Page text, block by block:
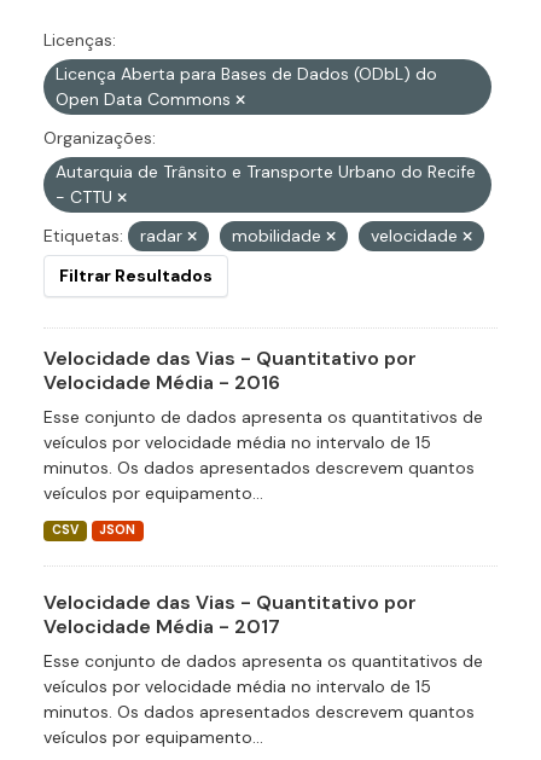
Licenças:
Licença Aberta para Bases de Dados (ODbL) do
Open Data Commons
Organizações:
Autarquia de Trânsito e Transporte Urbano do Recife
- CTTU
Etiquetas:
radar mobilidade
velocidade
Filtrar Resultados
Velocidade das Vias - Quantitativo por
Velocidade Média - 2016
Esse conjunto de dados apresenta os quantitativos de
veículos por velocidade média no intervalo de 15
minutos. Os dados apresentados descrevem quantos
veículos por equipamento...
CSV JSON
Velocidade das Vias - Quantitativo por
Velocidade Média - 2017
Esse conjunto de dados apresenta os quantitativos de
veículos por velocidade média no intervalo de 15
minutos. Os dados apresentados descrevem quantos
veículos por equipamento...